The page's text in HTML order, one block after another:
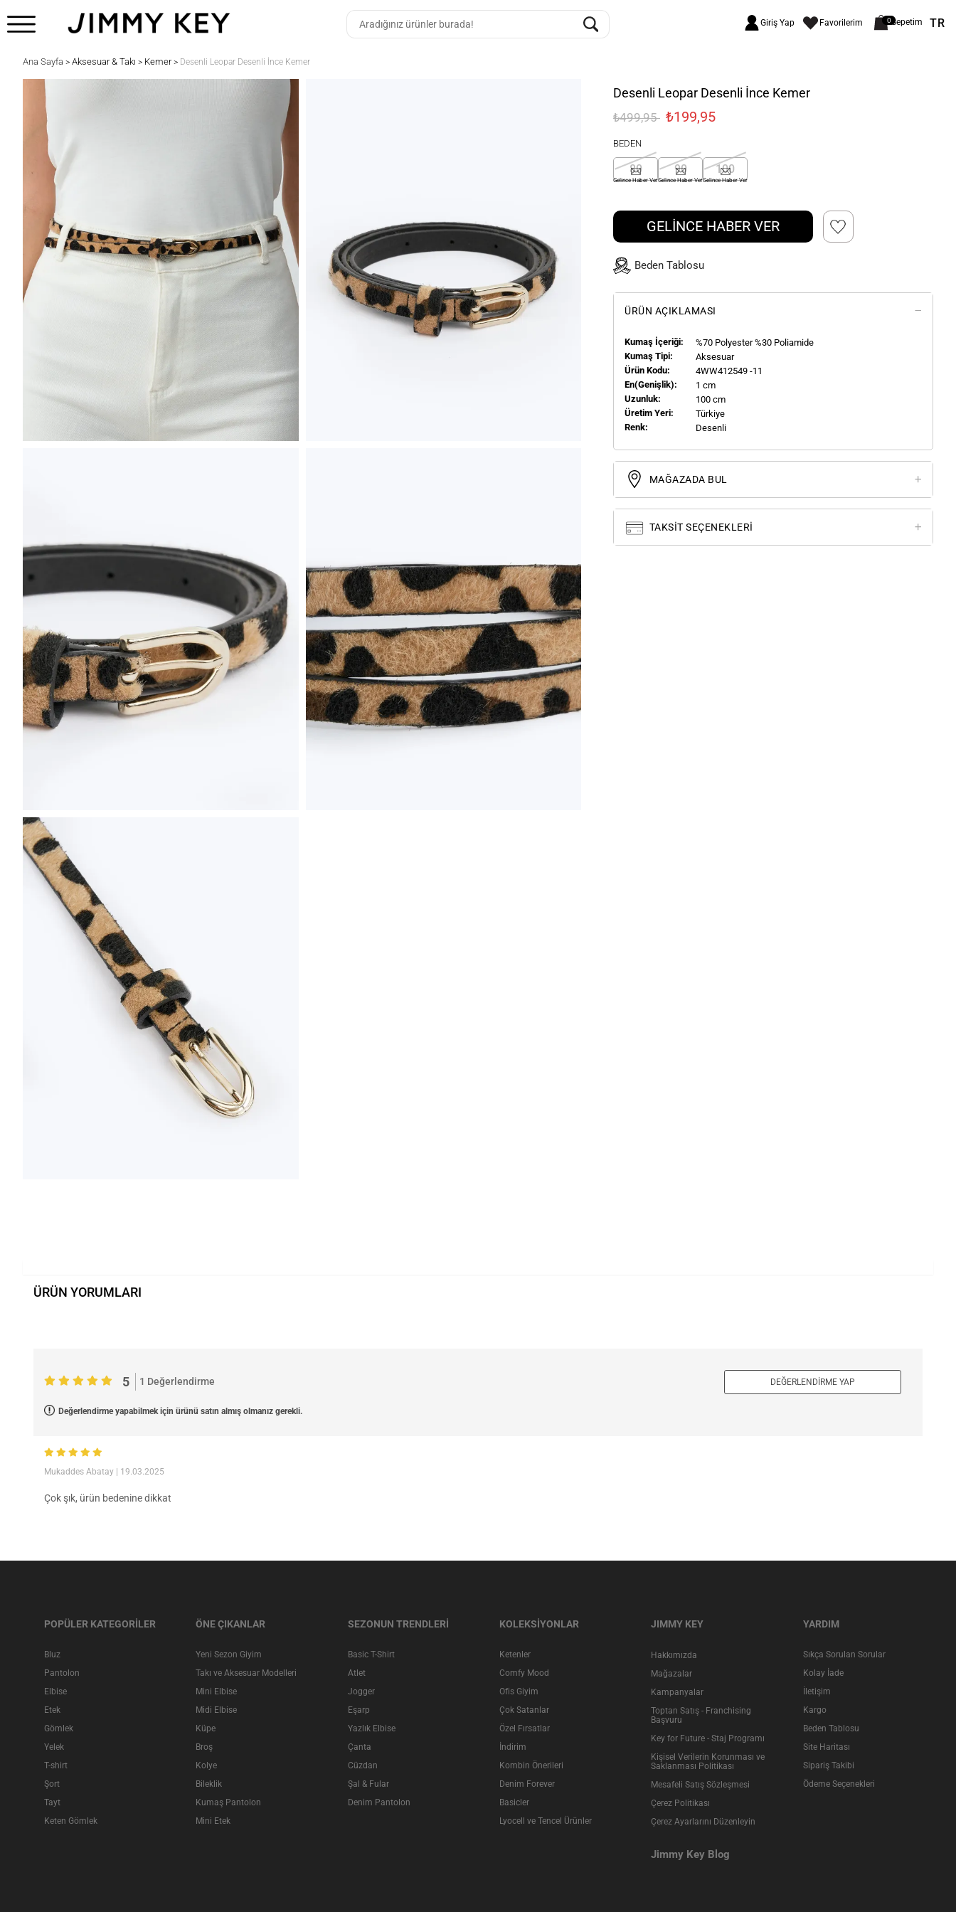
Giriş Yap Favorilerim 0Sepetim TR
Ana Sayfa > Aksesuar & Takı > Kemer> Desenli Leopar Desenli İnce Kemer
Desenli Leopar Desenli İnce Kemer
₺499,95 ₺199,95
BEDEN
80
Gelince Haber Ver
90
Gelince Haber Ver
100
Gelince Haber Ver
GELİNCE HABER VER
Beden Tablosu
ÜRÜN AÇIKLAMASI
Kumaş İçeriği:
%70 Polyester %30 Poliamide
Kumaş Tipi:
Aksesuar
Ürün Kodu:
4WW412549 -11
En(genişlik):
1 cm
Uzunluk:
100 cm
Üretim Yeri:
Türkiye
Renk:
Desenli
MAĞAZADA BUL
TAKSIT SEÇENEKLERI
ÜRÜN YORUMLARI
5 1 Değerlendirme DEĞERLENDIRME YAP
Değerlendirme yapabilmek için ürünü satın almış olmanız gerekli.
Mukaddes Abatay | 19.03.2025
Çok şık, ürün bedenine dikkat
POPÜLER KATEGORİLER
Bluz
Pantolon
Elbise
Etek
Gömlek
Yelek
T-shirt
Şort
Tayt
Keten Gömlek
ÖNE ÇIKANLAR
Yeni Sezon Giyim
Takı ve Aksesuar Modelleri
Mini Elbise
Midi Elbise
Küpe
Broş
Kolye
Bileklik
Kumaş Pantolon
Mini Etek
SEZONUN TRENDLERİ
Basic T-Shirt
Atlet
Jogger
Eşarp
Yazlık Elbise
Çanta
Cüzdan
Şal & Fular
Denim Pantolon
KOLEKSİYONLAR
Ketenler
Comfy Mood
Ofis Giyim
Çok Satanlar
Özel Fırsatlar
İndirim
Kombin Önerileri
Denim Forever
Basicler
Lyocell ve Tencel Ürünler
JIMMY KEY
Hakkımızda
Mağazalar
Kampanyalar
Toptan Satış - Franchising
Başvuru
Key for Future - Staj Programı
Kişisel Verilerin Korunması ve
Saklanması Politikası
Mesafeli Satış Sözleşmesi
Çerez Politikası
Çerez Ayarlarını Düzenleyin
Jimmy Key Blog
YARDIM
Sıkça Sorulan Sorular
Kolay İade
İletişim
Kargo
Beden Tablosu
Site Haritası
Sipariş Takibi
Ödeme Seçenekleri